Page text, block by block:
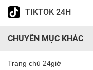
TIKTOK 24H
CHUYÊN MỤC KHÁC
Trang chủ 24giờ